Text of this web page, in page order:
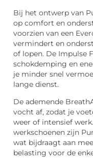
Bij het ontwerp van
op comfort en
voorzien van een
vermindert en
of lopen. De Impulse
schokdemping en
je minder snel
lange dienst.
De ademende
vocht af, zodat je
weer of intensief
werkschoenen zijn
wat bijdraagt aan
belasting voor de